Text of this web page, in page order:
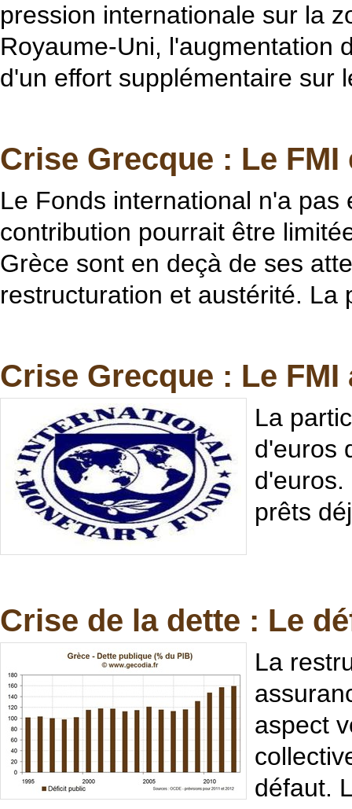
pression internationale sur la
Royaume-Uni, l'augmentation
d'un effort supplémentaire sur
Crise Grecque : Le
Le Fonds international n'a
contribution pourrait être
Grèce sont en deçà de ses
restructuration et austérité. La
Crise Grecque : Le
La
d'euros
d'euros.
prêts
Crise de la dette : Le
La
aspect
défaut.